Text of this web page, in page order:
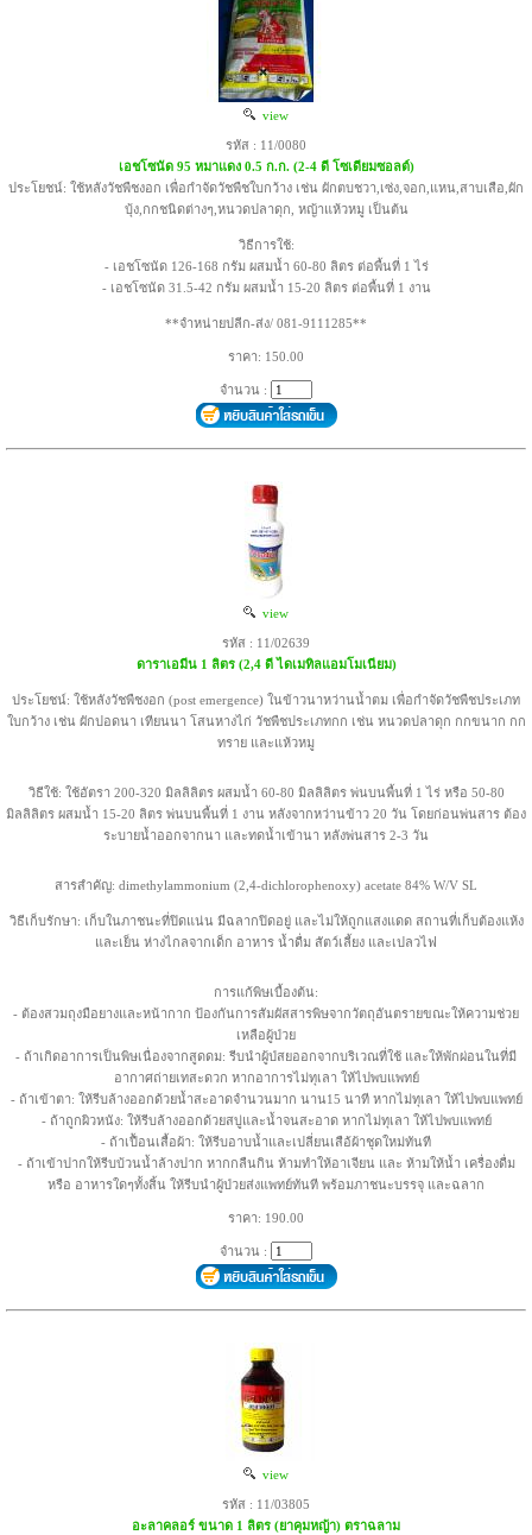
view
รหัส : 11/0080
เอชโซนัด 95 หมาแดง 0.5 ก.ก. (2-4 ดี โซเดียมซอลต์)
ประโยชน์: ใช้หลังวัชพืชงอก เพื่อกำจัดวัชพืชใบกว้าง เช่น ผักตบชวา,เซ่ง,จอก,แหน,สาบเสือ,ผัก
บุ้ง,กกชนิดต่างๆ,หนวดปลาดุก, หญ้าแห้วหมู เป็นต้น
วิธีการใช้:
- เอชโซนัด 126-168 กรัม ผสมน้ำ 60-80 ลิตร ต่อพื้นที่ 1 ไร่
- เอชโซนัด 31.5-42 กรัม ผสมน้ำ 15-20 ลิตร ต่อพื้นที่ 1 งาน
**จำหน่ายปลีก-ส่ง/ 081-9111285**
ราคา: 150.00
จำนวน :
view
รหัส : 11/02639
ดาราเอมีน 1 ลิตร (2,4 ดี ไดเมทิลแอมโมเนียม)
ประโยชน์: ใช้หลังวัชพืชงอก (post emergence) ในข้าวนาหว่านน้ำตม เพื่อกำจัดวัชพืชประเภท
ใบกว้าง เช่น ผักปอดนา เทียนนา โสนหางไก่ วัชพืชประเภทกก เช่น หนวดปลาดุก กกขนาก กก
ทราย และแห้วหมู
วิธีใช้: ใช้อัตรา 200-320 มิลลิลิตร ผสมน้ำ 60-80 มิลลิลิตร พ่นบนพื้นที่ 1 ไร่ หรือ 50-80
มิลลิลิตร ผสมน้ำ 15-20 ลิตร พ่นบนพื้นที่ 1 งาน หลังจากหว่านข้าว 20 วัน โดยก่อนพ่นสาร ต้อง
ระบายน้ำออกจากนา และทดน้ำเข้านา หลังพ่นสาร 2-3 วัน
สารสำคัญ: dimethylammonium (2,4-dichlorophenoxy) acetate 84% W/V SL
วิธีเก็บรักษา: เก็บในภาชนะที่ปิดแน่น มีฉลากปิดอยู่ และไม่ให้ถูกแสงแดด สถานที่เก็บต้องแห้ง
และเย็น ห่างไกลจากเด็ก อาหาร น้ำดื่ม สัตว์เลี้ยง และเปลวไฟ
การแก้พิษเบื้องต้น:
- ต้องสวมถุงมือยางและหน้ากาก ป้องกันการสัมผัสสารพิษจากวัตถุอันตรายขณะให้ความช่วย
เหลือผู้ป่วย
- ถ้าเกิดอาการเป็นพิษเนื่องจากสูดดม: รีบนำผู้ป่สยออกจากบริเวณที่ใช้ และให้พักผ่อนในที่มี
อากาศถ่ายเทสะดวก หากอาการไม่ทุเลา ให้ไปพบแพทย์
- ถ้าเข้าตา: ให้รีบล้างออกด้วยน้ำสะอาดจำนวนมาก นาน15 นาที หากไม่ทุเลา ให้ไปพบแพทย์
- ถ้าถูกผิวหนัง: ให้รีบล้างออกด้วยสบู่และน้ำจนสะอาด หากไม่ทุเลา ให้ไปพบแพทย์
- ถ้าเปื้อนเสื้อผ้า: ให้รีบอาบน้ำและเปลี่ยนเสือ้ผ้าชุดใหม่ทันที
- ถ้าเข้าปากให้รีบบ้วนน้ำล้างปาก หากกลืนกิน ห้ามทำให้อาเจียน และ ห้ามให้น้ำ เครื่องดื่ม
หรือ อาหารใดๆทั้งสิ้น ให้รีบนำผู้ป่วยส่งแพทย์ทันที พร้อมภาชนะบรรจุ และฉลาก
ราคา: 190.00
จำนวน :
view
รหัส : 11/03805
อะลาคลอร์ ขนาด 1 ลิตร (ยาคุมหญ้า) ตราฉลาม